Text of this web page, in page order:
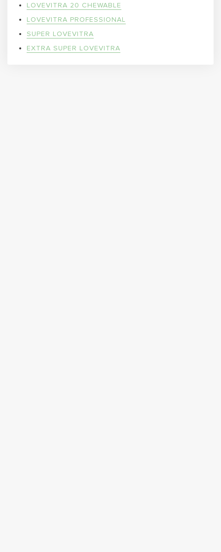
LOVEVITRA 20 CHEWABLE
LOVEVITRA PROFESSIONAL
SUPER LOVEVITRA
EXTRA SUPER LOVEVITRA